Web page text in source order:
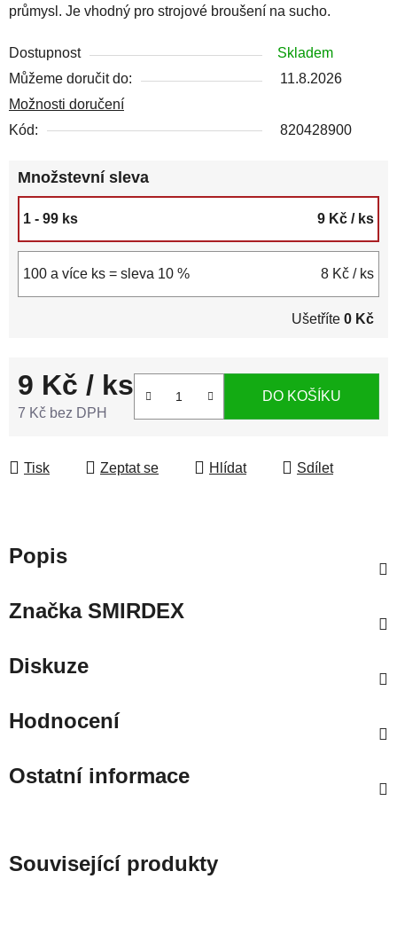
průmysl. Je vhodný pro strojové broušení na sucho.
Dostupnost
Skladem
Můžeme doručit do:
11.8.2026
Možnosti doručení
Kód:
820428900
Množstevní sleva
1 - 99 ks 9 Kč / ks
100 a více ks = sleva 10 % 8 Kč / ks
Ušetříte 0 Kč
9 Kč / ks
7 Kč bez DPH
DO KOŠÍKU
Tisk Zeptat se Hlídat Sdílet
Popis
ZnačkaSMIRDEX
Diskuze
Hodnocení
Ostatní informace
Související produkty